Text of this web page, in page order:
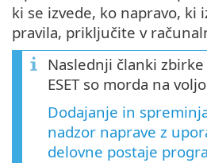
ki se izvede, ko napravo, ki
pravila, priključite v
Naslednji članki
ESET so morda na
Dodajanje in
nadzor naprave z
delovne postaje